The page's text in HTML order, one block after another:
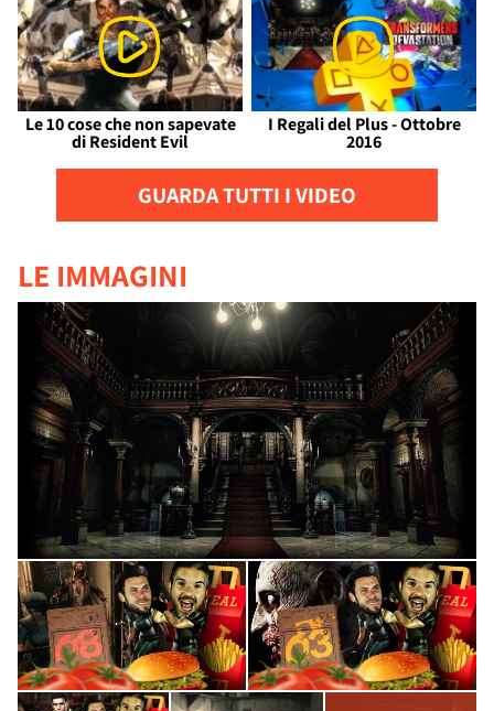
Le 10 cose che non sapevate
di Resident Evil
I Regali del Plus - Ottobre
2016
GUARDA TUTTI I VIDEO
LE IMMAGINI